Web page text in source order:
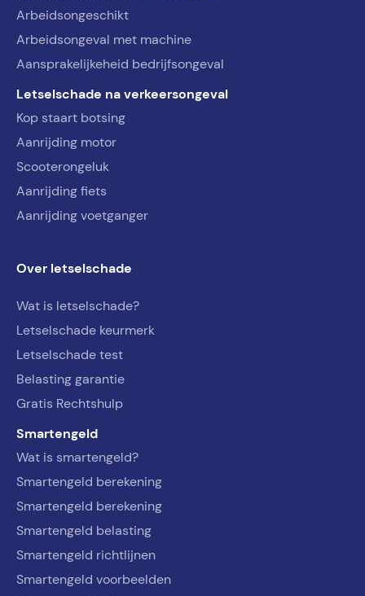
Arbeidsongeschikt
Arbeidsongeval met machine
Aansprakelijkeheid bedrijfsongeval
Letselschade na verkeersongeval
Kop staart botsing
Aanrijding motor
Scooterongeluk
Aanrijding fiets
Aanrijding voetganger
Over letselschade
Wat is letselschade?
Letselschade keurmerk
Letselschade test
Belasting garantie
Gratis Rechtshulp
Smartengeld
Wat is smartengeld?
Smartengeld berekening
Smartengeld berekening
Smartengeld belasting
Smartengeld richtlijnen
Smartengeld voorbeelden